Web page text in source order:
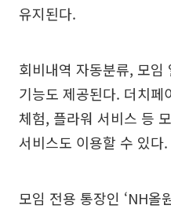
유지된다.
회비내역 자동분류, 모임
기능도 제공된다. 더치페
체험, 플라워 서비스 등
서비스도 이용할 수 있다.
모임 전용 통장인 ‘NH올